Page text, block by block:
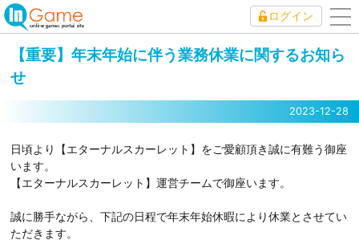
ログイン
【重要】年末年始に伴う業務休業に関するお知ら
せ
2023-12-28
日頃より【エターナルスカーレット】をご愛顧頂き誠に有難う御座
います。
【エターナルスカーレット】運営チームで御座います。
誠に勝手ながら、下記の日程で年末年始休暇により休業とさせてい
ただきます。